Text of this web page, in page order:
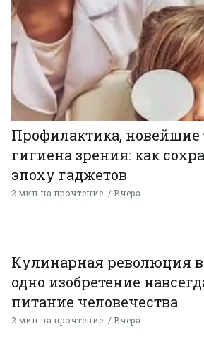
Профилактика, новейшие
гигиена зрения: как
эпоху гаджетов
2 мин на прочтение Вчера
Кулинарная революция
одно изобретение
питание человечества
2 мин на прочтение Вчера